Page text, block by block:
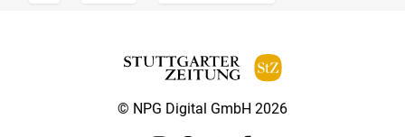
© NPG Digital GmbH 2026